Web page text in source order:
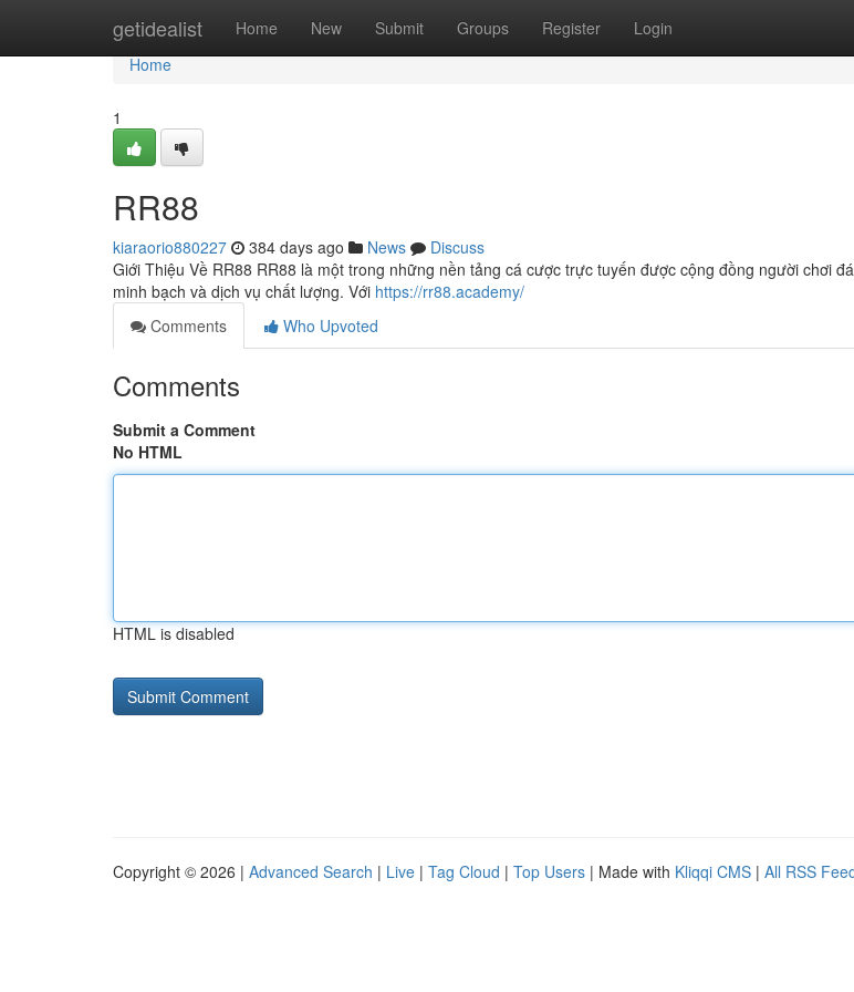
getidealist Home New Submit Groups Register Login
Home
Home
1
RR88
kiaraorio880227 384 days ago News
Discuss
Giới Thiệu Về RR88 RR88 là một trong những nền tảng cá cược trực tuyến được cộng đồng người chơi
minh bạch và dịch vụ chất lượng. Với https://rr88.academy/
Comments
Who Upvoted
Comments
Submit a Comment
No HTML
HTML is disabled
Copyright © 2026 | Advanced Search | Live | Tag Cloud | Top Users | Made with Kliqqi CMS | All RSS